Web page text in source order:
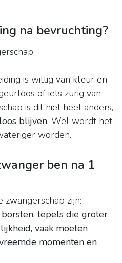
na bevruchting?
is wittig van kleur en
of iets zurig van
is dit niet heel anders,
blijven. Wel wordt het
worden.
ben na 1
zwangerschap zijn:
tepels die groter
vaak moeten
momenten en